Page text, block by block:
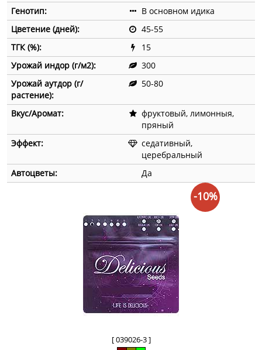
Генотип:
В основном идика
Цветение (дней):
45-55
ТГК (%):
15
Урожай индор (г/м2):
300
Урожай аутдор (г/
растение):
50-80
Вкус/Аромат:
фруктовый, лимонныя,
пряный
Эффект:
седативный,
церебральный
Автоцветы:
Да
[ 039026-3 ]
-10%